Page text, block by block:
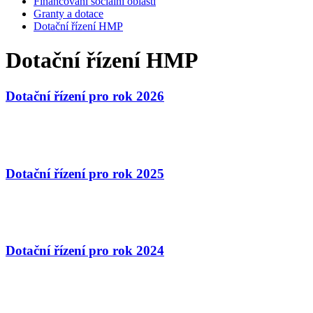
Granty a dotace
Dotační řízení HMP
Dotační řízení HMP
Dotační řízení pro rok 2026
Dotační řízení pro rok 2025
Dotační řízení pro rok 2024